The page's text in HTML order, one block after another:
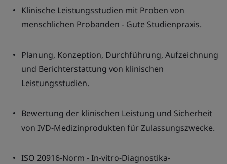
Klinische Leistungsstudien mit Proben von
menschlichen Probanden - Gute Studienpraxis.
Planung, Konzeption, Durchführung, Aufzeichnung
und Berichterstattung von klinischen
Leistungsstudien.
Bewertung der klinischen Leistung und Sicherheit
von IVD-Medizinprodukten für Zulassungszwecke.
ISO 20916-Norm - In-vitro-Diagnostika-